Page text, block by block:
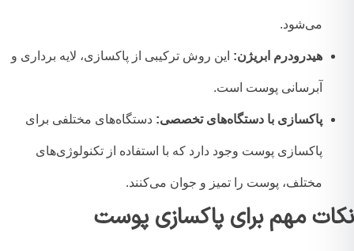
می‌شود.
هیدرودرم ابریژن: این روش ترکیبی از پاکسازی، لایه برداری و
آبرسانی پوست است.
پاکسازی با دستگاه‌های تخصصی:دستگاه‌های مختلفی برای
پاکسازی پوست وجود دارد که با استفاده از تکنولوژی‌های
مختلف، پوست را تمیز و جوان می‌کنند.
مهم برای پاکسازی پوست